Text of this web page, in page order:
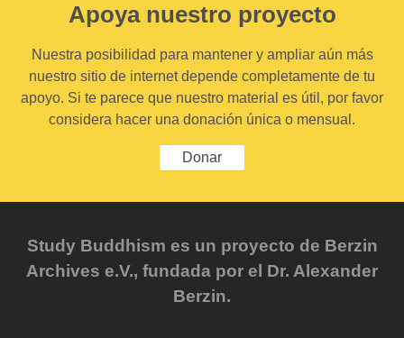
Apoya nuestro proyecto
Nuestra posibilidad para mantener y ampliar aún más
nuestro sitio de internet depende completamente de tu
apoyo. Si te parece que nuestro material es útil, por favor
considera hacer una donación única o mensual.
Donar
Study Buddhism es un proyecto de Berzin
Archives e.V., fundada por el Dr. Alexander
Berzin.